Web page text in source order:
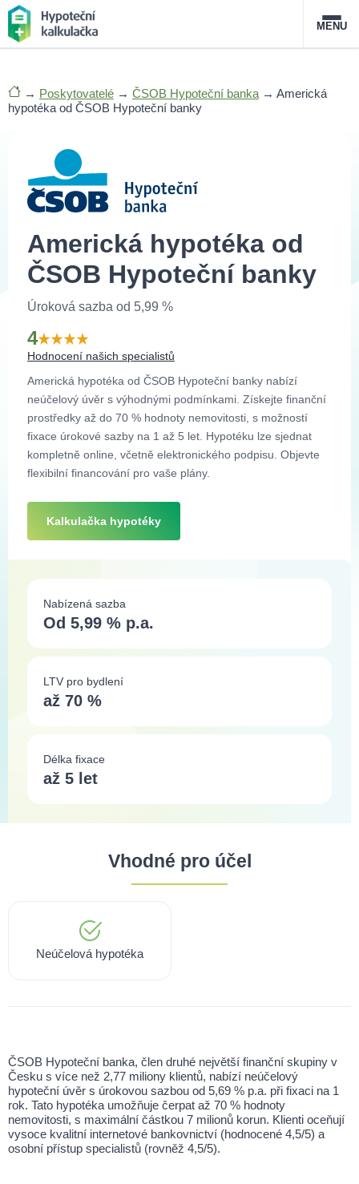
Průvodce hypotékami
O službě FAQSlovník pojmůKontakt
MENU
→ Poskytovatelé → ČSOB Hypoteční banka → Americká
hypotéka od ČSOB Hypoteční banky
Americká hypotéka od
ČSOB Hypoteční banky
Úroková sazba od 5,99 %
4
Hodnocení našich specialistů
Americká hypotéka od ČSOB Hypoteční banky nabízí
neúčelový úvěr s výhodnými podmínkami. Získejte finanční
prostředky až do 70 % hodnoty nemovitosti, s možností
fixace úrokové sazby na 1 až 5 let. Hypotéku lze sjednat
kompletně online, včetně elektronického podpisu. Objevte
flexibilní financování pro vaše plány.
Kalkulačka hypotéky
Nabízená sazba
Od 5,99 % p.a.
LTV pro bydlení
až 70 %
Délka fixace
až 5 let
Vhodné pro účel
Neúčelová hypotéka
ČSOB Hypoteční banka, člen druhé největší finanční skupiny v
Česku s více než 2,77 miliony klientů, nabízí neúčelový
hypoteční úvěr s úrokovou sazbou od 5,69 % p.a. při fixaci na 1
rok. Tato hypotéka umožňuje čerpat až 70 % hodnoty
nemovitosti, s maximální částkou 7 milionů korun. Klienti oceňují
vysoce kvalitní internetové bankovnictví (hodnocené 4,5/5) a
osobní přístup specialistů (rovněž 4,5/5).